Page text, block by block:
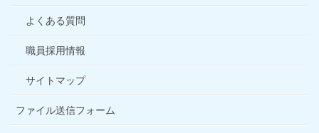
よくある質問
職員採用情報
サイトマップ
ファイル送信フォーム